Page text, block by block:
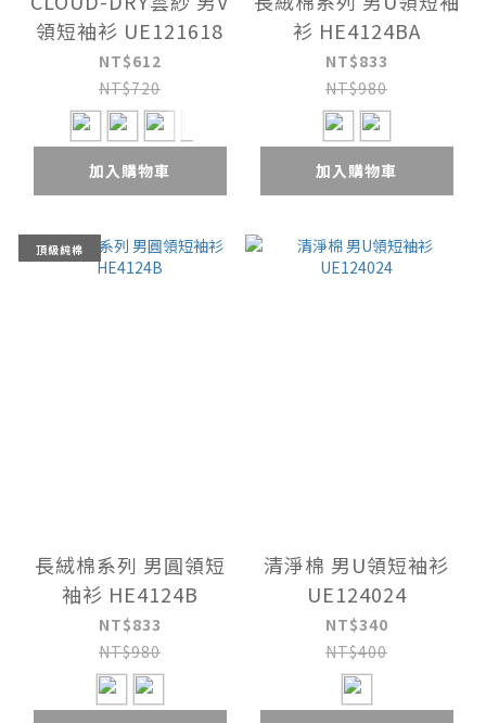
領短袖衫 UE121618
NT$612
NT$720
加入購物車
衫 HE4124BA
NT$833
NT$980
加入購物車
頂級純棉
長絨棉系列 男圓領短
袖衫 HE4124B
NT$833
NT$980
清淨棉 男U領短袖衫
UE124024
NT$340
NT$400